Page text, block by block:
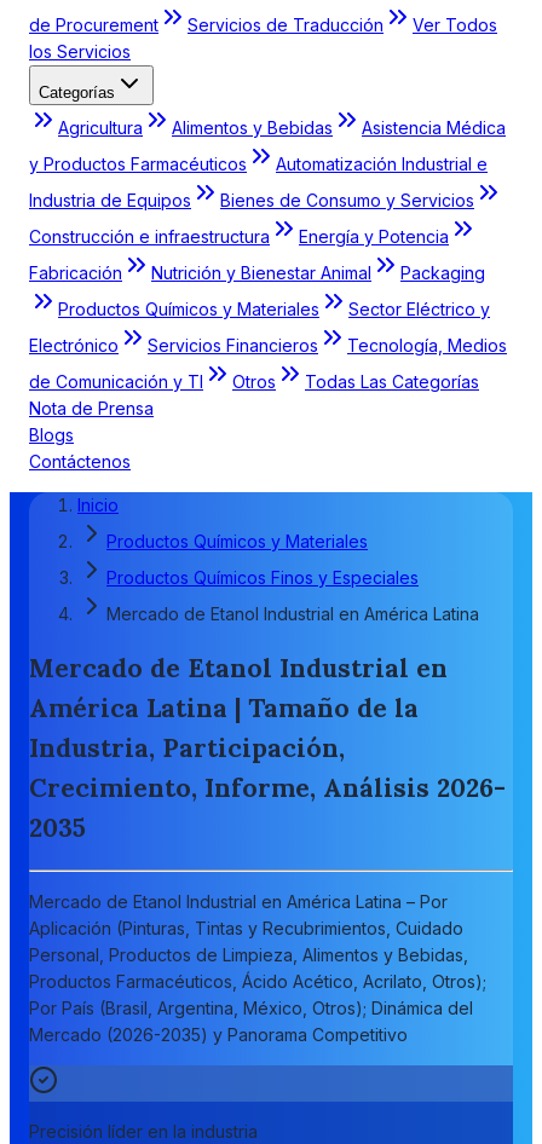
de Procurement
Servicios de Traducción
Ver Todos
los Servicios
Categorías
Agricultura Alimentos y Bebidas
Asistencia Médica
y Productos Farmacéuticos
Automatización Industrial e
Industria de Equipos
Bienes de Consumo y Servicios
Construcción e infraestructura
Energía y Potencia
Fabricación
Nutrición y Bienestar Animal
Packaging
Productos Químicos y Materiales
Sector Eléctrico y
Electrónico
Servicios Financieros
Tecnología, Medios
de Comunicación y TI
Otros
Todas Las Categorías
Nota de Prensa
Blogs
Contáctenos
Inicio
Productos Químicos y Materiales
Productos Químicos Finos y Especiales
Mercado de Etanol Industrial en América Latina
Mercado de Etanol Industrial en
América Latina | Tamaño de la
Industria, Participación,
Crecimiento, Informe, Análisis 2026-
2035
Mercado de Etanol Industrial en América Latina – Por
Aplicación (Pinturas, Tintas y Recubrimientos, Cuidado
Personal, Productos de Limpieza, Alimentos y Bebidas,
Productos Farmacéuticos, Ácido Acético, Acrilato, Otros);
Por País (Brasil, Argentina, México, Otros); Dinámica del
Mercado (2026-2035) y Panorama Competitivo
Precisión líder en la industria